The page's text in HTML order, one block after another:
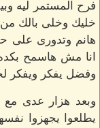
فرح المستمر ليه
خليك وخلى بالك
هانم وتدورى
انا مش هاسمح
وفضل يفكر ويفكر
وبعد هزار عدى مع
يطلعوا يجهزوا